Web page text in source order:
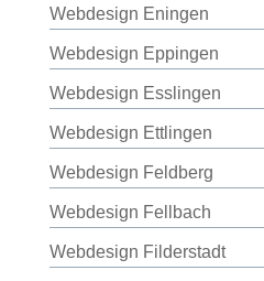
Webdesign Eningen
Webdesign Eppingen
Webdesign Esslingen
Webdesign Ettlingen
Webdesign Feldberg
Webdesign Fellbach
Webdesign Filderstadt